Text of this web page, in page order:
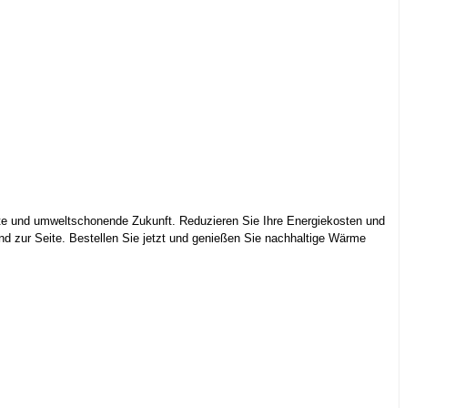
umweltschonende Zukunft. Reduzieren Sie Ihre Energiekosten und
zur Seite. Bestellen Sie jetzt und genießen Sie nachhaltige Wärme